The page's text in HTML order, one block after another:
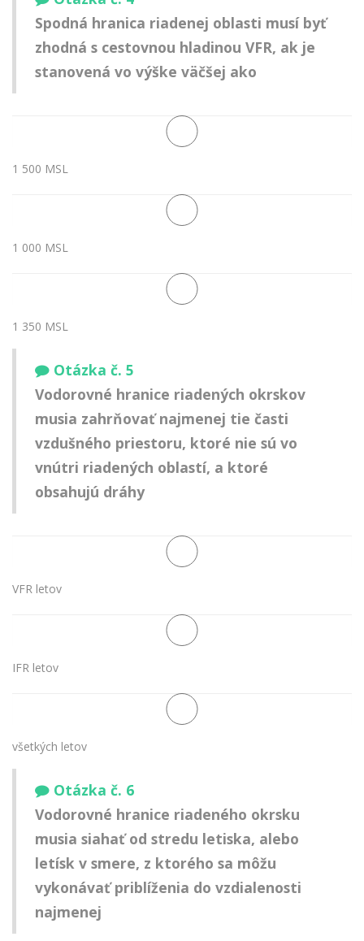
Spodná hranica riadenej oblasti musí byť
zhodná s cestovnou hladinou VFR, ak je
stanovená vo výške väčšej ako
1 500 MSL
1 000 MSL
1 350 MSL
Otázka č. 5
Vodorovné hranice riadených okrskov
musia zahrňovať najmenej tie časti
vzdušného priestoru, ktoré nie sú vo
vnútri riadených oblastí, a ktoré
obsahujú dráhy
VFR letov
IFR letov
všetkých letov
Otázka č. 6
Vodorovné hranice riadeného okrsku
musia siahať od stredu letiska, alebo
letísk v smere, z ktorého sa môžu
vykonávať priblíženia do vzdialenosti
najmenej